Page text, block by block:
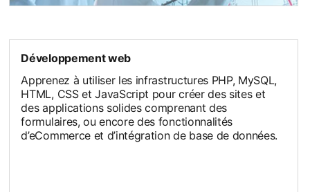
Développement web
Apprenez à utiliser les infrastructures PHP, MySQL,
HTML, CSS et JavaScript pour créer des sites et
des applications solides comprenant des
formulaires, ou encore des fonctionnalités
d’eCommerce et d’intégration de base de données.